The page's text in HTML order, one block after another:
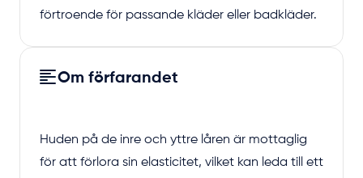
förtroende för passande kläder eller badkläder.
Om förfarandet
Huden på de inre och yttre låren är mottaglig
för att förlora sin elasticitet, vilket kan leda till ett